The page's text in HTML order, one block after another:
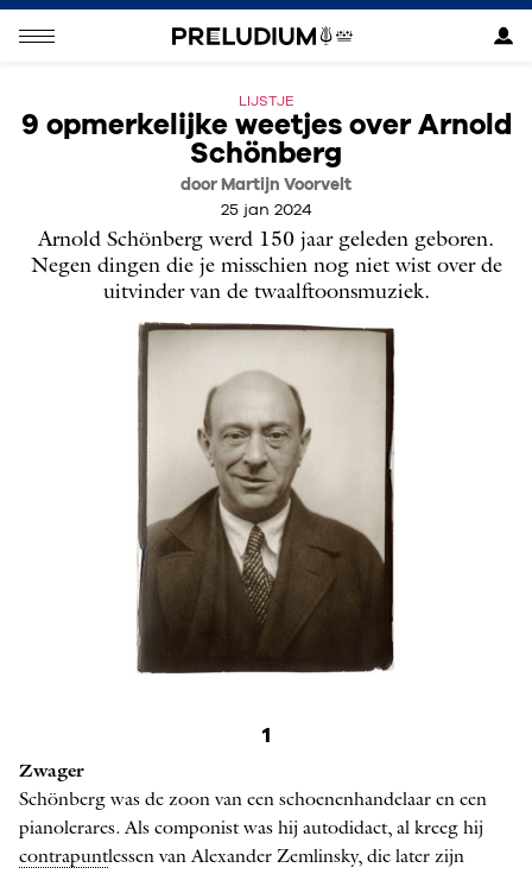
LIJSTJE
9 opmerkelijke weetjes over Arnold
Schönberg
door Martijn Voorvelt
25 jan 2024
Arnold Schönberg werd 150 jaar geleden geboren.
Negen dingen die je misschien nog niet wist over de
uitvinder van de twaalftoonsmuziek.
1
Zwager
Schönberg was de zoon van een schoenenhandelaar en een
pianolerares. Als componist was hij auto­didact, al kreeg hij
contrapuntlessen van Alexander Zemlinsky, die later zijn